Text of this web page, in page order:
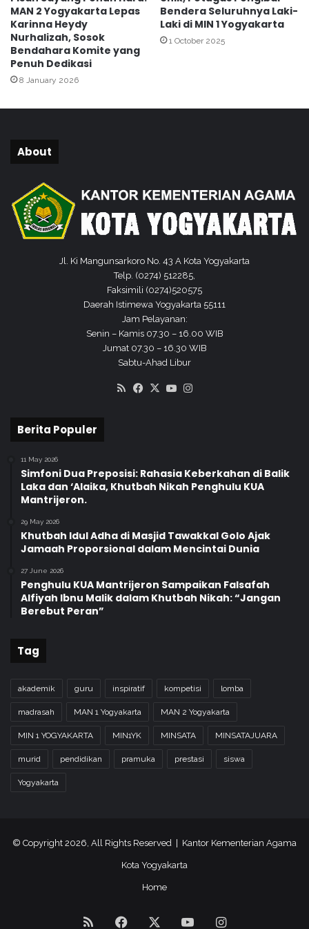
T
a
h
u
n
MAN 2 Yogyakarta Lepas
Karinna Heydy
Nurhalizah, Sosok
Bendahara Komite yang
Penuh Dedikasi
8 January 2026
Bendera Seluruhnya Laki-
Laki di MIN 1 Yogyakarta
1 October 2025
About
Jl. Ki Mangunsarkoro No. 43 A Kota Yogyakarta
Telp. (0274) 512285,
Faksimili (0274)520575
Daerah Istimewa Yogyakarta 55111
Jam Pelayanan:
Senin – Kamis 07.30 – 16.00 WIB
Jumat 07.30 – 16.30 WIB
Sabtu-Ahad Libur
RSS Facebook
X YouTube
Berita Populer
11 May 2026
Simfoni Dua Preposisi: Rahasia Keberkahan di Balik
Laka dan ‘Alaika, Khutbah Nikah Penghulu KUA
Mantrijeron.
29 May 2026
Khutbah Idul Adha di Masjid Tawakkal Golo Ajak
Jamaah Proporsional dalam Mencintai Dunia
27 June 2026
Penghulu KUA Mantrijeron Sampaikan Falsafah
Alfiyah Ibnu Malik dalam Khutbah Nikah: “Jangan
Berebut Peran”
Tag
akademik guru inspiratif kompetisi lomba
madrasah MAN 1 Yogyakarta MAN 2 Yogyakarta
MIN 1 YOGYAKARTA MIN1YK MINSATA MINSATAJUARA
murid pendidikan pramuka prestasi siswa
Yogyakarta
© Copyright 2026, All Rights Reserved | Kantor Kementerian Agama
Kota Yogyakarta
Home
RSS Facebook YouTubeInstagram